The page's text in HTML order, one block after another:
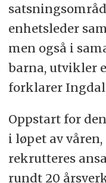
enhetsleder
men også i
barna, utvikler
forklarer
Oppstart for
i løpet av
rekrutteres
rundt 20